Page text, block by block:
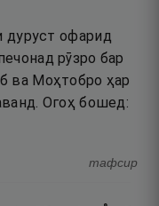
дуруст офарид
рӯзро бар
ва Моҳтобро ҳар
Огоҳ бошед:
тафсир